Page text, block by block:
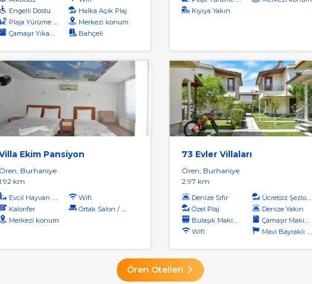
Engelli Dostu
Halka Açık Plaj
Plaja Yürüme Mesafesi
Merkezi konum
Çamaşır Yıkama
Bahçeli
Kıyıya Yakın
Ekim Pansiyon
Ören, Burhaniye
km
Evcil Hayvan Kabul
Wifi
Kalorifer
Ortak Salon / Tv Alanı
Merkezi konum
73 Evler Villaları
Ören, Burhaniye
2.97 km
Denize Sıfır
Ücretsiz Şezlong
Özel Plaj
Denize Yakın
Bulaşık Makinası
Çamaşır Makinası
Wifi
Mavi Bayraklı Plaj
Ören Otelleri